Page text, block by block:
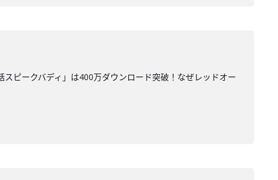
ピークバディ」は400万ダウンロード突破！なぜレッドオー